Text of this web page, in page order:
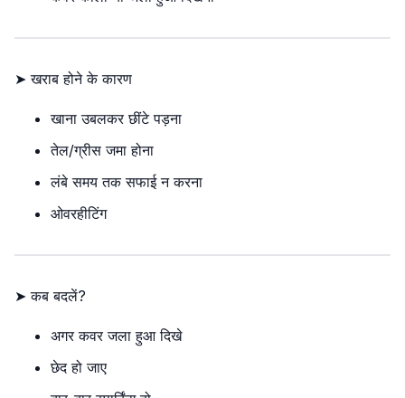
➤ खराब होने के कारण
खाना उबलकर छींटे पड़ना
तेल/ग्रीस जमा होना
लंबे समय तक सफाई न करना
ओवरहीटिंग
➤ कब बदलें?
अगर कवर जला हुआ दिखे
छेद हो जाए